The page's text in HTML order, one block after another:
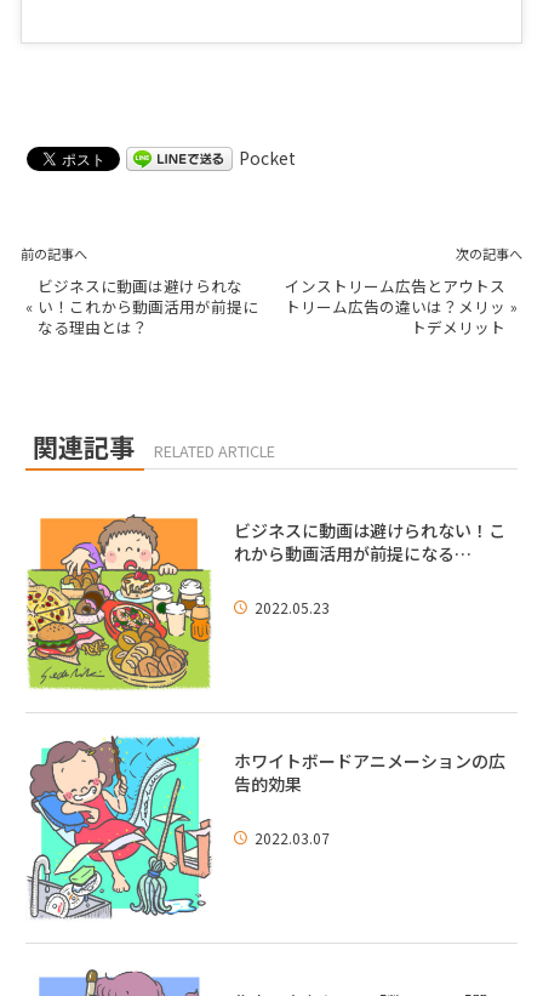
Pocket
前の記事へ
«
ビジネスに動画は避けられな
い！これから動画活用が前提に
なる理由とは？
次の記事へ
インストリーム広告とアウトス
トリーム広告の違いは？メリッ
トデメリット
»
関連記事 RELATED ARTICLE
ビジネスに動画は避けられない！こ
れから動画活用が前提になる…
2022.05.23
ホワイトボードアニメーションの広
告的効果
2022.03.07